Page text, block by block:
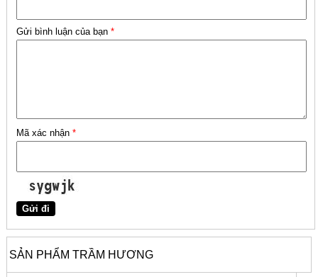
Gửi bình luận của bạn *
Mã xác nhận *
SẢN PHẨM TRẦM HƯƠNG